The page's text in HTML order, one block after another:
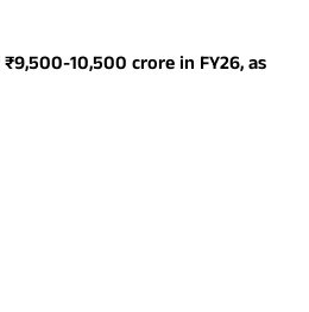
10,500 crore in FY26, as